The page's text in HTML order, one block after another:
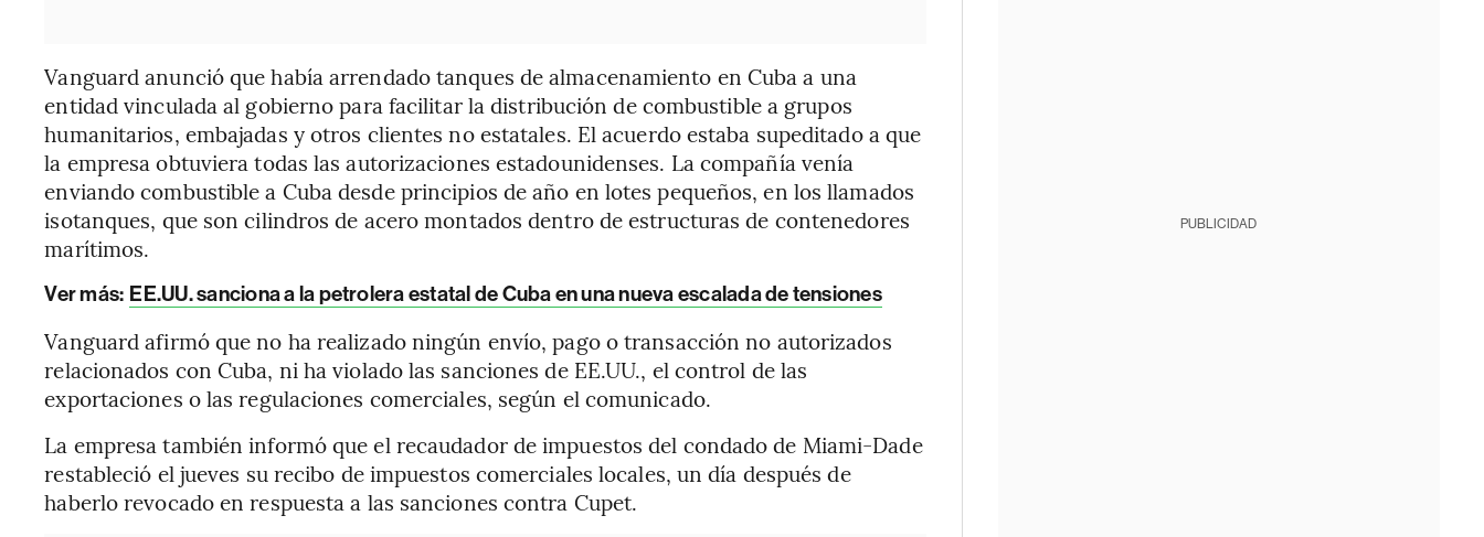
Vanguard anunció que había arrendado tanques de almacenamiento en Cuba a una
entidad vinculada al gobierno para facilitar la distribución de combustible a grupos
humanitarios, embajadas y otros clientes no estatales. El acuerdo estaba supeditado a que
la empresa obtuviera todas las autorizaciones estadounidenses. La compañía venía
enviando combustible a Cuba desde principios de año en lotes pequeños, en los llamados
isotanques, que son cilindros de acero montados dentro de estructuras de contenedores
marítimos.
Ver más: EE.UU. sanciona a la petrolera estatal de Cuba en una nueva escalada de tensiones
Vanguard afirmó que no ha realizado ningún envío, pago o transacción no autorizados
relacionados con Cuba, ni ha violado las sanciones de EE.UU., el control de las
exportaciones o las regulaciones comerciales, según el comunicado.
La empresa también informó que el recaudador de impuestos del condado de Miami-Dade
restableció el jueves su recibo de impuestos comerciales locales, un día después de
haberlo revocado en respuesta a las sanciones contra Cupet.
PUBLICIDAD